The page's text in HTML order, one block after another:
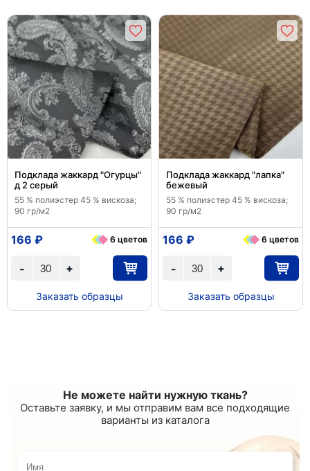
Подклада жаккард "Огурцы"
д 2 серый
55 % полиэстер 45 % вискоза;
90 гр/м2
+
-
166 ₽ 6 цветов
Заказать образцы
Подклада жаккард "лапка"
бежевый
55 % полиэстер 45 % вискоза;
90 гр/м2
+
-
166 ₽ 6 цветов
Заказать образцы
Не можете найти нужную ткань?
Оставьте заявку, и мы отправим вам все подходящие
варианты из каталога